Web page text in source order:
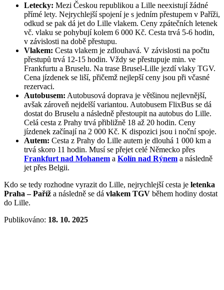
Letecky: Mezi Českou republikou a Lille neexistují žádné
přímé lety. Nejrychlejší spojení je s jedním přestupem v Paříži,
odkud se pak dá jet do Lille vlakem. Ceny zpátečních letenek
vč. vlaku se pohybují kolem 6 000 Kč. Cesta trvá 5-6 hodin,
v závislosti na době přestupu.
Vlakem: Cesta vlakem je zdlouhavá. V závislosti na počtu
přestupů trvá 12-15 hodin. Vždy se přestupuje min. ve
Frankfurtu a Bruselu. Na trase Brusel-Lille jezdí vlaky TGV.
Cena jízdenek se liší, přičemž nejlepší ceny jsou při včasné
rezervaci.
Autobusem: Autobusová doprava je většinou nejlevnější,
avšak zároveň nejdelší variantou. Autobusem FlixBus se dá
dostat do Bruselu a následně přestoupit na autobus do Lille.
Celá cesta z Prahy trvá přibližně 18 až 20 hodin. Ceny
jízdenek začínají na 2 000 Kč. K dispozici jsou i noční spoje.
Autem: Cesta z Prahy do Lille autem je dlouhá 1 000 km a
trvá skoro 11 hodin. Musí se přejet celé Německo přes
Frankfurt nad Mohanem a Kolín nad Rýnem a následně
jet přes Belgii.
Kdo se tedy rozhodne vyrazit do Lille, nejrychlejší cesta je letenka
Praha – Paříž a následně se dá vlakem TGV během hodiny dostat
do Lille.
Publikováno: 18. 10. 2025